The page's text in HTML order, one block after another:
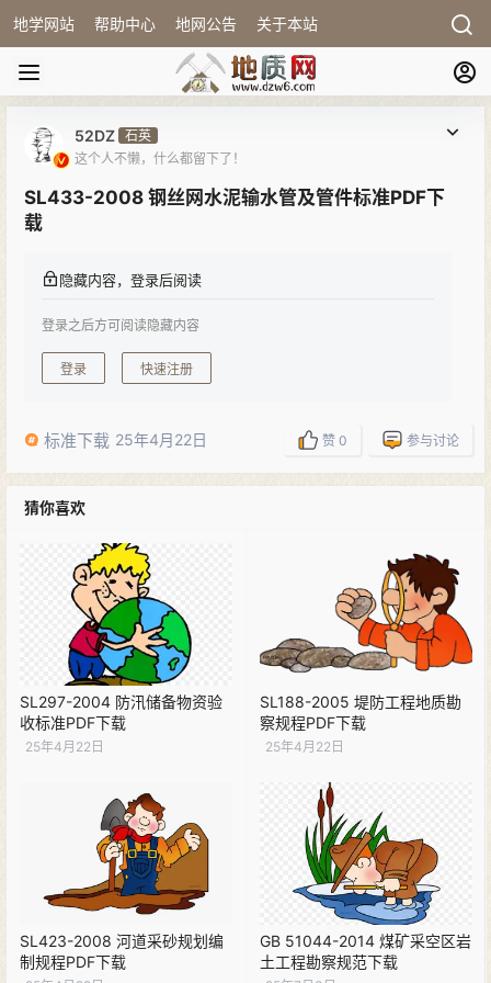
地学网站 帮助中心 地网公告 关于本站
52DZ 石英
这个人不懒，什么都留下了！
SL433-2008 钢丝网水泥输水管及管件标准PDF下
载
隐藏内容，登录后阅读
登录之后方可阅读隐藏内容
登录 快速注册
标准下载 25年4月22日 赞 0 参与讨论
猜你喜欢
SL297-2004 防汛储备物资验
收标准PDF下载
25年4月22日
SL188-2005 堤防工程地质勘
察规程PDF下载
25年4月22日
SL423-2008 河道采砂规划编
制规程PDF下载
GB 51044-2014 煤矿采空区岩
土工程勘察规范下载